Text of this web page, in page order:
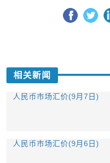
相关新闻
人民币市场汇价(9月7日)
人民币市场汇价(9月6日)